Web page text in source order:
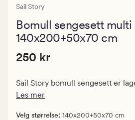
Sail Story
Bomull sengesett multi
140x200+50x70 cm
Pris
pris
250
Pris 250 kr
250 kr
Sail Story bomull sengesett er
Les mer
Velg størrelse: 140x200+50x70 cm